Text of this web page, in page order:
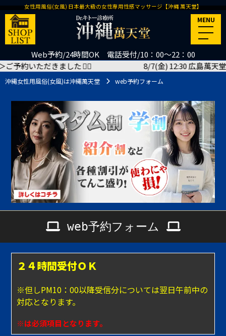
Web予約/24時間OK 電話受付/10：00～22：00
女性用風俗(女風) 日本最大級の女性専用性感マッサージ【沖縄 萬天堂】
MENU
沖縄女性用風俗(女風)は沖縄萬天堂 web予約フォーム
だきました🙇‍♂️ 8/7(金) 12:30 広島萬天堂 宗近さ
web予約フォーム
２４時間受付ＯＫ
※但しPM10：00以降受信分については翌日午前中の
対応となります。
※は必須項目となります。